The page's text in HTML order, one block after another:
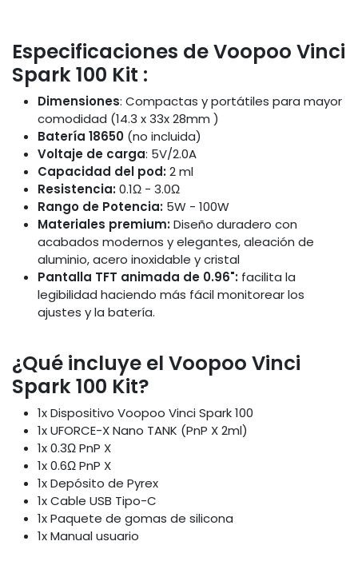
Especificaciones de Voopoo Vinci
Spark 100 Kit :
Dimensiones: Compactas y portátiles para mayor
comodidad (14.3 x 33x 28mm )
Batería 18650 (no incluida)
Voltaje de carga: 5V/2.0A
Capacidad del pod:2 ml
Resistencia:0.1Ω - 3.0Ω
Rango de Potencia: 5W - 100W
Materiales premium:Diseño duradero con
acabados modernos y elegantes, aleación de
aluminio, acero inoxidable y cristal
Pantalla TFT animada de 0.96": facilita la
legibilidad haciendo más fácil monitorear los
ajustes y la batería.
¿Qué incluye el Voopoo Vinci
Spark 100 Kit?
1x Dispositivo Voopoo Vinci Spark 100
1x UFORCE-X Nano TANK (PnP X 2ml)
1x 0.3Ω PnP X
1x 0.6Ω PnP X
1x Depósito de Pyrex
1x Cable USB Tipo-C
1x Paquete de gomas de silicona
1x Manual usuario